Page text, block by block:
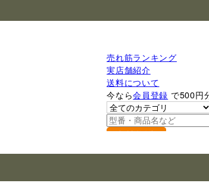
売れ筋ランキング
実店舗紹介
送料について
今なら会員登録 で500円